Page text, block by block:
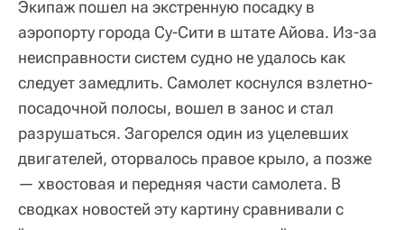
Экипаж пошел на экстренную посадку в
аэропорту города Су-Сити в штате Айова. Из-за
неисправности систем судно не удалось как
следует замедлить. Самолет коснулся взлетно-
посадочной полосы, вошел в занос и стал
разрушаться. Загорелся один из уцелевших
двигателей, оторвалось правое крыло, а позже
— хвостовая и передняя части самолета. В
сводках новостей эту картину сравнивали с